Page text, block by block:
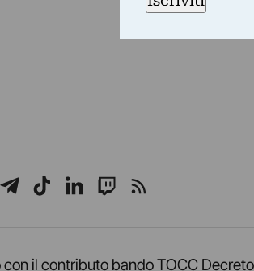
su YouTube
su WhatsApp
Seguici su Telegram
Seguici su TikTok
Seguici su LinkedIn
Seguici su Twitch
Seguici su Rss
il contributo bando TOCC